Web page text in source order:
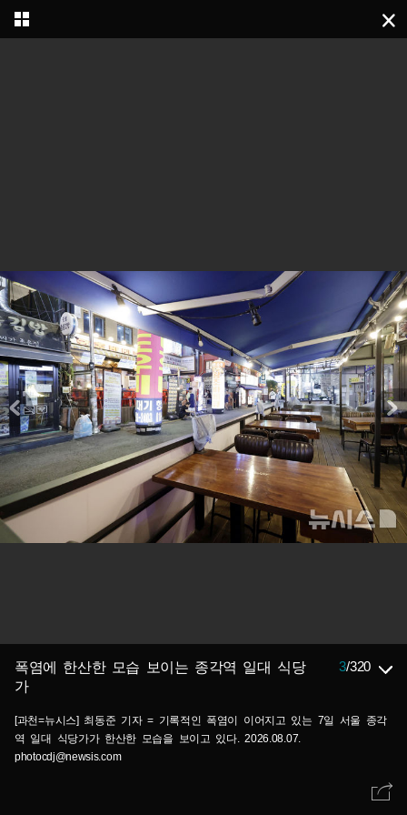
폭염에 한산한 모습 보이는 종각역 일대 식당
가
3/320
[과천=뉴시스] 최동준 기자 = 기록적인 폭염이 이어지고 있는 7일 서울 종각
역 일대 식당가가 한산한 모습을 보이고 있다. 2026.08.07.
photocdj@newsis.com